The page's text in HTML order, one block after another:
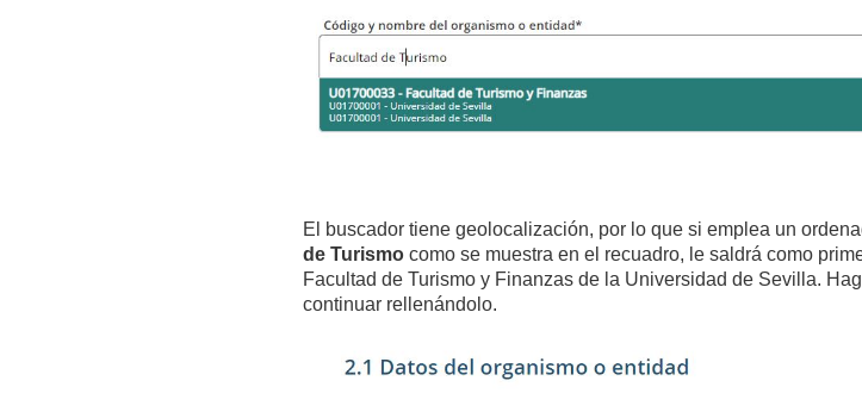
El buscador tiene geolocalización, por lo que si emplea un
de Turismo como se muestra en el recuadro, le saldrá como
Facultad de Turismo y Finanzas de la Universidad de Sevilla.
continuar rellenándolo.